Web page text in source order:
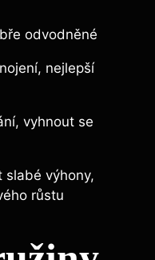
odvodněné
nejlepší
vyhnout se
slabé výhony,
růstu